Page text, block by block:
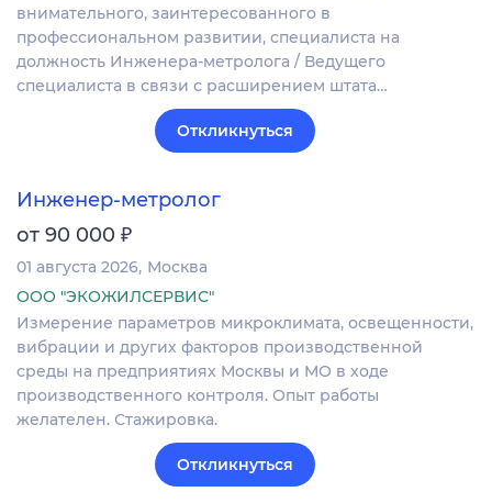
внимательного, заинтересованного в
профессиональном развитии, специалиста на
должность Инженера-метролога / Ведущего
специалиста в связи с расширением штата…
Откликнуться
Инженер-метролог
от 90 000 ₽
01 августа 2026 Москва
ООО "ЭКОЖИЛСЕРВИС"
Измерение параметров микроклимата, освещенности,
вибрации и других факторов производственной
среды на предприятиях Москвы и МО в ходе
производственного контроля. Опыт работы
желателен. Стажировка.
Откликнуться